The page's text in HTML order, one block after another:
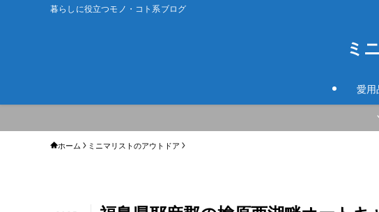
暮らしに役立つモノ・コト系ブログ
ミ
愛用
ホーム ミニマリストのアウトドア